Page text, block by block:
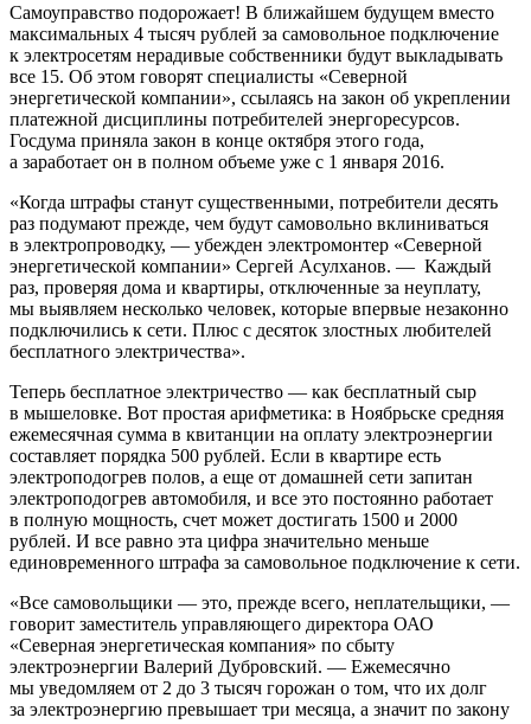
Самоуправство подорожает! В ближайшем будущем вместо
максимальных 4 тысяч рублей за самовольное подключение
к электросетям нерадивые собственники будут выкладывать
все 15. Об этом говорят специалисты «Северной
энергетической компании», ссылаясь на закон об укреплении
платежной дисциплины потребителей энергоресурсов.
Госдума приняла закон в конце октября этого года,
а заработает он в полном объеме уже с 1 января 2016.
«Когда штрафы станут существенными, потребители десять
раз подумают прежде, чем будут самовольно вклиниваться
в электропроводку, — убежден электромонтер «Северной
энергетической компании» Сергей Асулханов. — Каждый
раз, проверяя дома и квартиры, отключенные за неуплату,
мы выявляем несколько человек, которые впервые незаконно
подключились к сети. Плюс с десяток злостных любителей
бесплатного электричества».
Теперь бесплатное электричество — как бесплатный сыр
в мышеловке. Вот простая арифметика: в Ноябрьске средняя
ежемесячная сумма в квитанции на оплату электроэнергии
составляет порядка 500 рублей. Если в квартире есть
электроподогрев полов, а еще от домашней сети запитан
электроподогрев автомобиля, и все это постоянно работает
в полную мощность, счет может достигать 1500 и 2000
рублей. И все равно эта цифра значительно меньше
единовременного штрафа за самовольное подключение к сети.
«Все самовольщики — это, прежде всего, неплательщики, —
говорит заместитель управляющего директора ОАО
«Северная энергетическая компания» по сбыту
электроэнергии Валерий Дубровский. — Ежемесячно
мы уведомляем от 2 до 3 тысяч горожан о том, что их долг
за электроэнергию превышает три месяца, а значит по закону